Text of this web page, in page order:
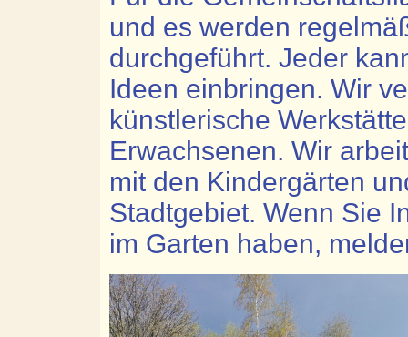
und es werden
durchgeführt. Jeder
Ideen einbringen. Wir
künstlerische
Erwachsenen. Wir
mit den Kindergärten
Stadtgebiet. Wenn Sie
im Garten haben,